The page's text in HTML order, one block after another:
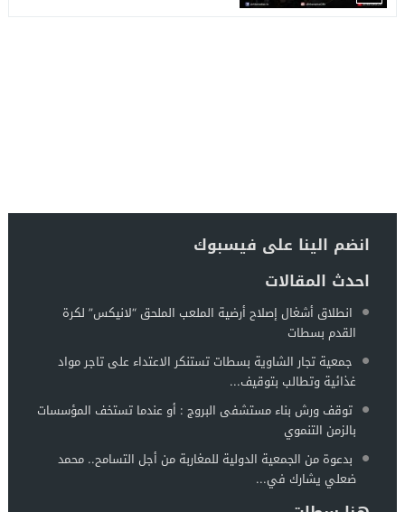
انضم الينا على فيسبوك
احدث المقالات
انطلاق أشغال إصلاح أرضية الملعب الملحق “لانيكس” لكرة
القدم بسطات
جمعية تجار الشاوية بسطات تستنكر الاعتداء على تاجر مواد
غذائية وتطالب بتوقيف...
توقف ورش بناء مستشفى البروج : أو عندما تستخف المؤسسات
بالزمن التنموي
بدعوة من الجمعية الدولية للمغاربة من أجل التسامح.. محمد
ضعلي يشارك في...